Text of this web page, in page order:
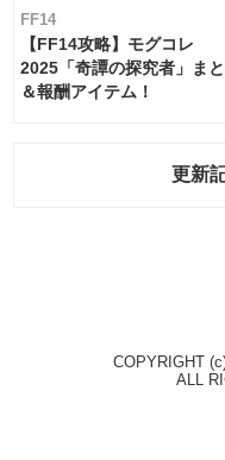
FF14
【FF14攻略】モグコレ
2025「奇譚の探究者」ま
＆報酬アイテム！
更新
COPYRIGHT
ALL